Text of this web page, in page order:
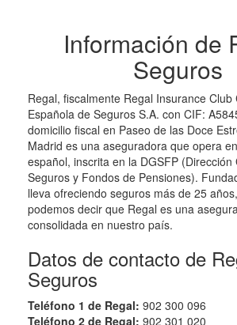
Información de
Seguros
Regal, fiscalmente Regal Insurance Club
Española de Seguros S.A. con CIF:
domicilio fiscal en Paseo de las Doce
Madrid es una aseguradora que opera
español, inscrita en la DGSFP (Dirección
Seguros y Fondos de Pensiones).
lleva ofreciendo seguros más de 25
podemos decir que Regal es una
consolidada en nuestro país.
Datos de contacto de
Seguros
Teléfono 1 de Regal: 902 300 096
Teléfono 2 de Regal: 902 301 020